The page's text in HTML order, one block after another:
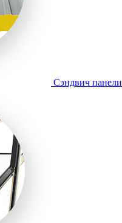
Сэндвич панели